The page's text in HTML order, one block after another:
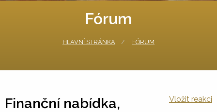
Fórum
HLAVNÍ STRÁNKA FÓRUM
Finanční nabídka,
Vložit reakci